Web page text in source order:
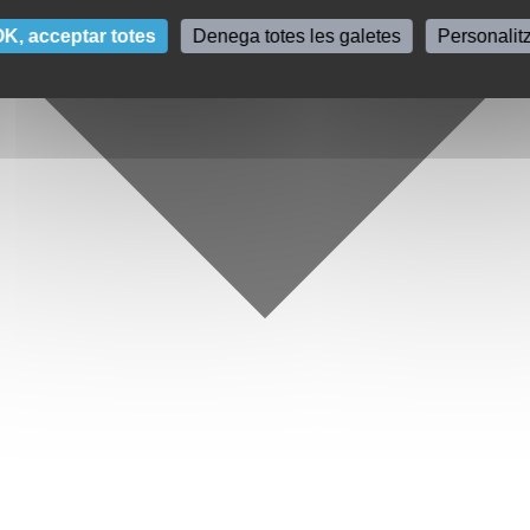
acceptar totes Denega totes les galetes